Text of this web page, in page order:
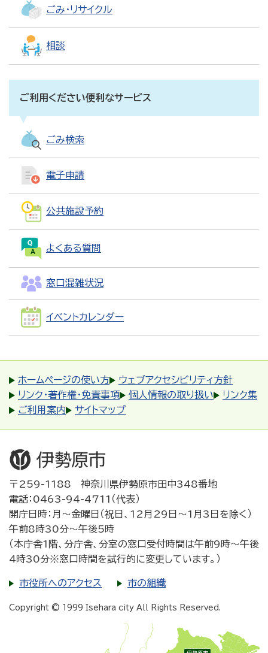
ごみ・リサイクル
相談
ご利用ください便利なサービス
ごみ検索
電子申請
公共施設予約
よくある質問
窓口混雑状況
イベントカレンダー
ホームページの使い方
ウェブアクセシビリティ方針
リンク・著作権・免責事項
個人情報の取り扱い
リンク集
ご利用案内
サイトマップ
〒259-1188 神奈川県伊勢原市田中348番地
電話：0463-94-4711（代表）
開庁日時：月～金曜日（祝日、12月29日～1月3日を除く）
午前8時30分～午後5時
（本庁舎1階、分庁舎、分室の窓口受付時間は午前9時～午後
4時30分※窓口時間を試行的に変更しています。）
市役所へのアクセス 市の組織
Copyright © 1999 Isehara city All Rights Reserved.